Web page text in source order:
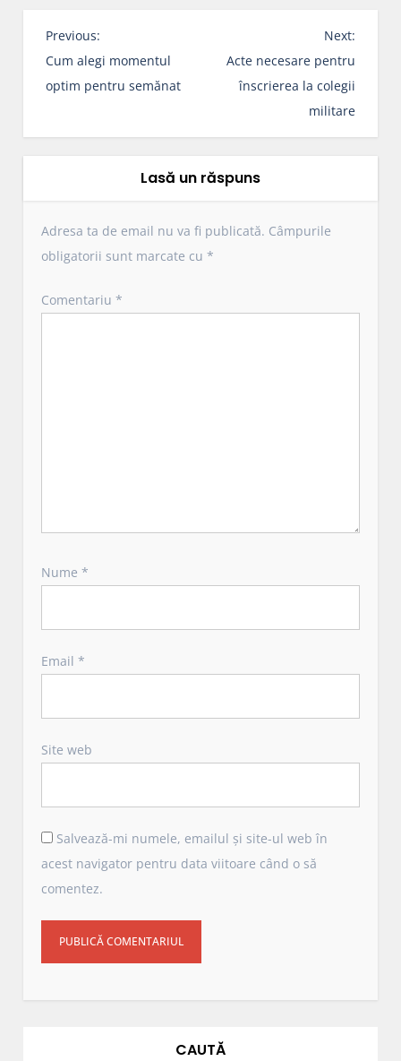
N
a
v
g
î
n
r
Previous:
Cum alegi momentul
optim pentru semănat
Next:
Acte necesare pentru
înscrierea la colegii
militare
Lasă un răspuns
Adresa ta de email nu va fi publicată. Câmpurile
obligatorii sunt marcate cu*
Comentariu*
Nume*
Email*
Site web
Salvează-mi numele, emailul și site-ul web în
acest navigator pentru data viitoare când o să
comentez.
CAUTĂ